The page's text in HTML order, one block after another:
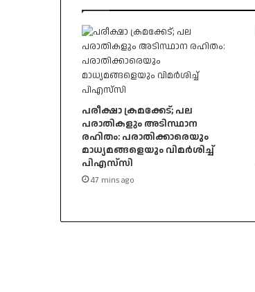
പരീക്ഷാ ക്രമക്കേട്; പല
പരാതികളും അടിസ്ഥാന
രഹിതം: പരാതിക്കാരെയും
മാധ്യമങ്ങളെയും വിമര്‍ശിച്ച്
പിഎസ്‌സി
47 mins ago